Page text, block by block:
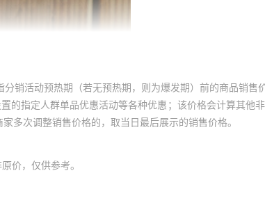
销活动预热期（若无预热期，则为爆发期）前的商品销售
的指定人群单品优惠活动等各种优惠；该价格会计算其他
多次调整销售价格的，取当日最后展示的销售价格。
价，仅供参考。